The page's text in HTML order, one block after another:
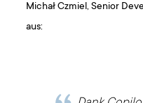
Michał Czmiel, Senior
aus: